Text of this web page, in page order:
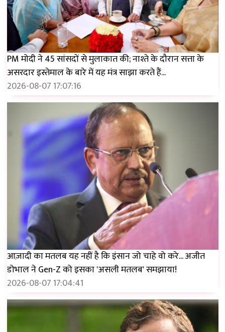
PM मोदी ने 45 सांसदों से मुलाकात की; नाश्ते के दौरान सत्ता के
असरदार इस्तेमाल के बारे में यह मंत्र साझा करते हैं...
2026-08-07 17:07:16
आज़ादी का मतलब यह नहीं है कि इंसान जो चाहे वो करे... अजीत
डोभाल ने Gen-Z को इसका 'असली मतलब' समझाया!
2026-08-07 17:04:41